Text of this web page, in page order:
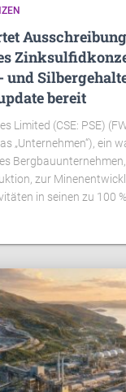
und
bereit
Limited (CSE: PSE)
„Unternehmen“), ein
zur
in seinen zu 100